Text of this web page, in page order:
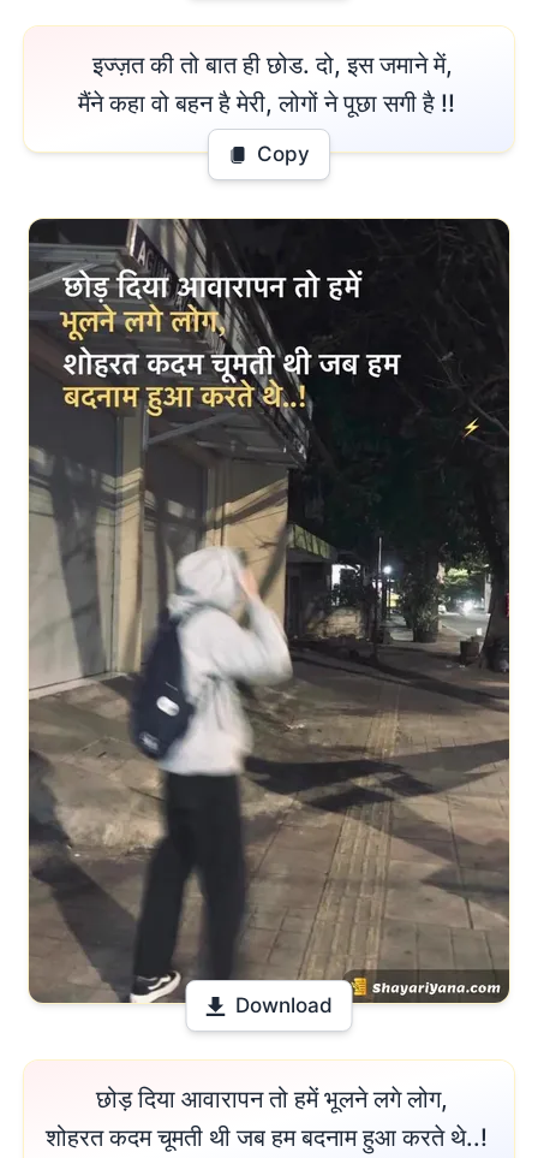
इज्ज़त की तो बात ही छोड. दो, इस जमाने में,
मैंने कहा वो बहन है मेरी, लोगों ने पूछा सगी है !!
Copy
Download
छोड़ दिया आवारापन तो हमें भूलने लगे लोग,
शोहरत कदम चूमती थी जब हम बदनाम हुआ करते थे..!